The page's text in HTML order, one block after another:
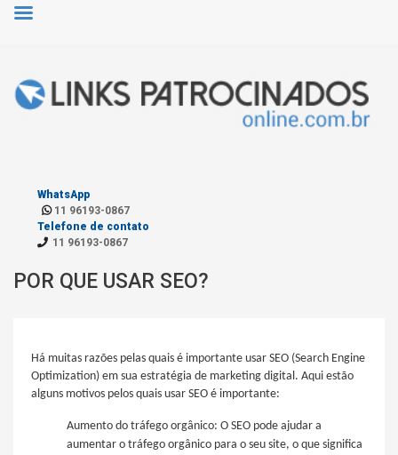
WhatsApp
11 96193-0867
Telefone de contato
11 96193-0867
POR QUE USAR SEO?
Há muitas razões pelas quais é importante usar SEO (Search Engine
Optimization) em sua estratégia de marketing digital. Aqui estão
alguns motivos pelos quais usar SEO é importante:
Aumento do tráfego orgânico: O SEO pode ajudar a
aumentar o tráfego orgânico para o seu site, o que significa